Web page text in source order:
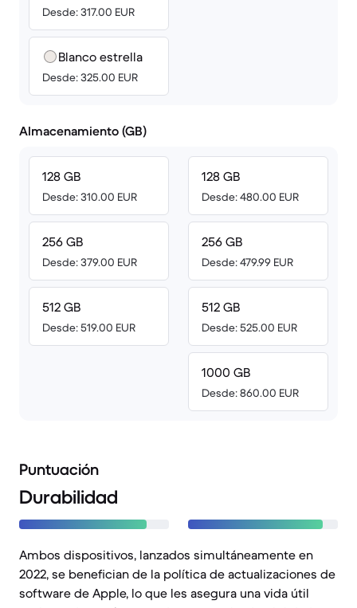
Desde: 317.00 EUR
Blanco estrella
Desde: 325.00 EUR
Almacenamiento (GB)
128 GB
Desde: 310.00 EUR
256 GB
Desde: 379.00 EUR
512 GB
Desde: 519.00 EUR
128 GB
Desde: 480.00 EUR
256 GB
Desde: 479.99 EUR
512 GB
Desde: 525.00 EUR
1000 GB
Desde: 860.00 EUR
Puntuación
Durabilidad
Ambos dispositivos, lanzados simultáneamente en
2022, se benefician de la política de actualizaciones de
software de Apple, lo que les asegura una vida útil